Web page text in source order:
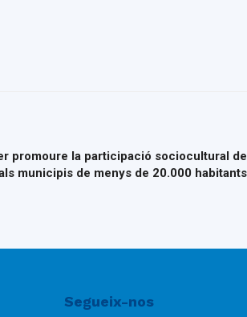
promoure la participació sociocultural
municipis de menys de 20.000
Segueix-nos